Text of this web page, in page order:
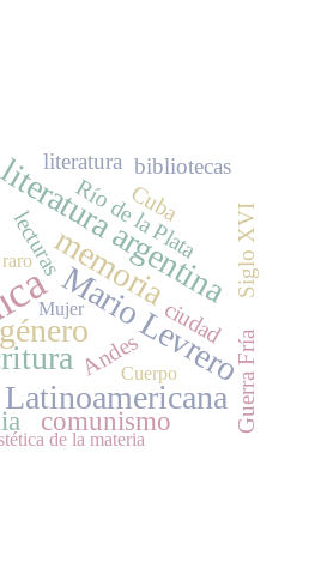
Mario Levrero
memoria
argentina
comunismo
Andes
Siglo XVI
Río de la Plata
bibliotecas
lecturas
Guerra Fría
Cuba
literatura
ciudad
Cuerpo
Mujer
de la materia
raro